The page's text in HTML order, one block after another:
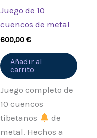
Juego de 10
cuencos de metal
600,00€
Añadir al
carrito
Juego completo de
10 cuencos
tibetanos
de
metal. Hechos a